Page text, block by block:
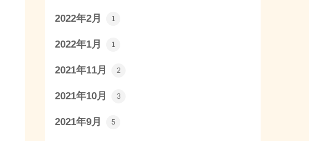
2022年2月 1
2022年1月 1
2021年11月 2
2021年10月 3
2021年9月 5